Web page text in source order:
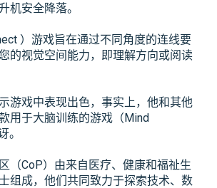
机安全降落。
）游戏旨在通过不同角度的连线要
的视觉空间能力，即理解方向或阅读
游戏中表现出色，事实上，他和其他
用于大脑训练的游戏（Mind
。
（CoP）由来自医疗、健康和福祉生
组成，他们共同致力于探索技术、数